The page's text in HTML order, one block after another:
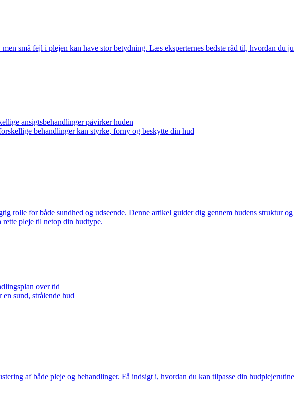
små fejl i plejen kan have stor betydning. Læs eksperternes bedste råd til, hvordan du
ansigtsbehandlinger påvirker huden
behandlinger kan styrke, forny og beskytte din hud
rolle for både sundhed og udseende. Denne artikel guider dig gennem hudens struktur
pleje til netop din hudtype.
over tid
sund, strålende hud
af både pleje og behandlinger. Få indsigt i, hvordan du kan tilpasse din